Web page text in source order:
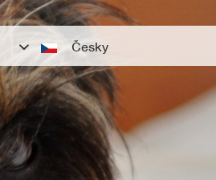
Česky
Česky
English